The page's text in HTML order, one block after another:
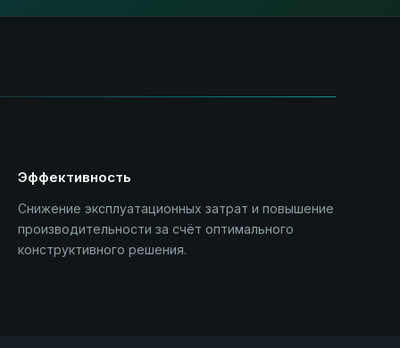
Эффективность
Снижение эксплуатационных затрат и повышение
производительности за счёт оптимального
конструктивного решения.